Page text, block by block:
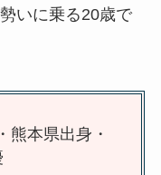
いに乗る20歳で
熊本県出身・